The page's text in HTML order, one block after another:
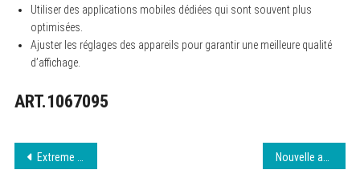
Utiliser des applications mobiles dédiées qui sont souvent plus
optimisées.
Ajuster les réglages des appareils pour garantir une meilleure qualité
d’affichage.
ART.1067095
Navigation
Extreme Down, le guide des adresses actuelles